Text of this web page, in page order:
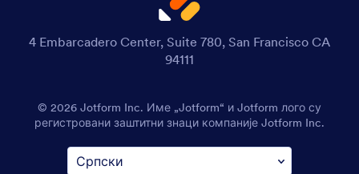
4 Embarcadero Center, Suite 780, San Francisco CA
94111
© 2026 Jotform Inc. Име „Jotform“ и Jotform лого су
регистровани заштитни знаци компаније Jotform Inc.